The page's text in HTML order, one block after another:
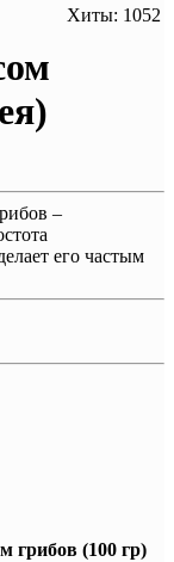
Хиты: 1052
–
его частым
грибов (100 гр)